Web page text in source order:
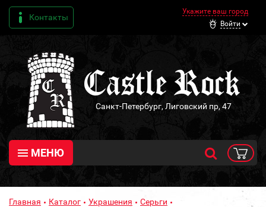
Контакты
Укажите ваш город
Войти
Санкт-Петербург, Лиговский пр, 47
МЕНЮ
Главная Каталог Украшения
Серьги